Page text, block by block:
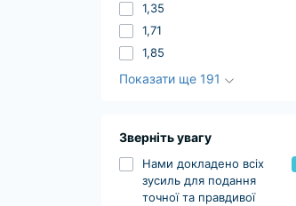
1,35
1,71
1,85
Показати ще 191
Зверніть увагу
Нами докладено всіх
зусиль для подання
точної та правдивої